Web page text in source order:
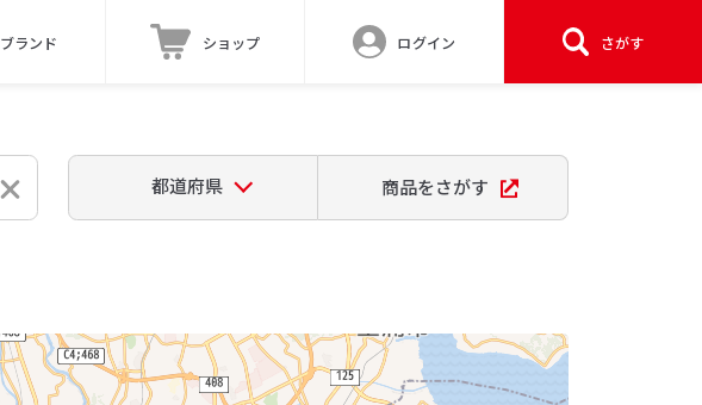
ブランド ショップ ログイン さがす
都道府県 商品をさがす